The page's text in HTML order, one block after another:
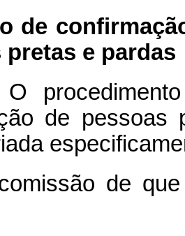
de
pretas e pardas
procedimento
de
de